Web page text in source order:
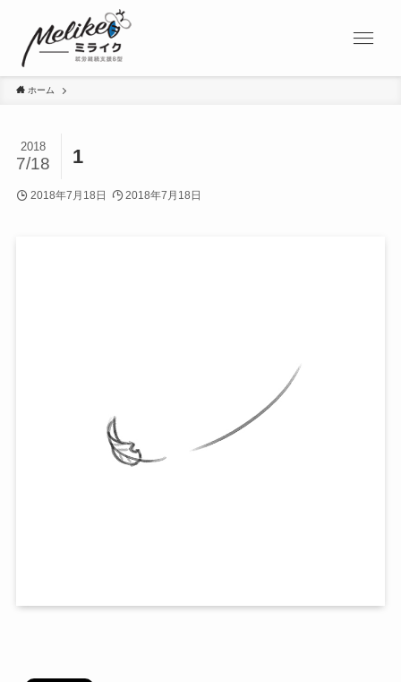
ホーム
1
2018
7/18
2018年7月18日 2018年7月18日